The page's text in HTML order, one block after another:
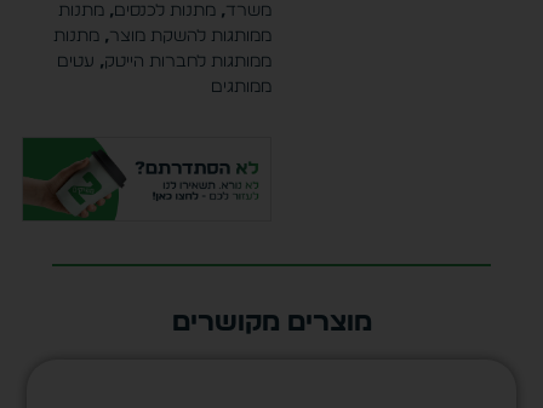
משרד, מתנות לכנסים, מתנות
ממותגות להשקת מוצר, מתנות
ממותגות לחברות הייטק, עטים
ממותגים
מוצרים מקושרים